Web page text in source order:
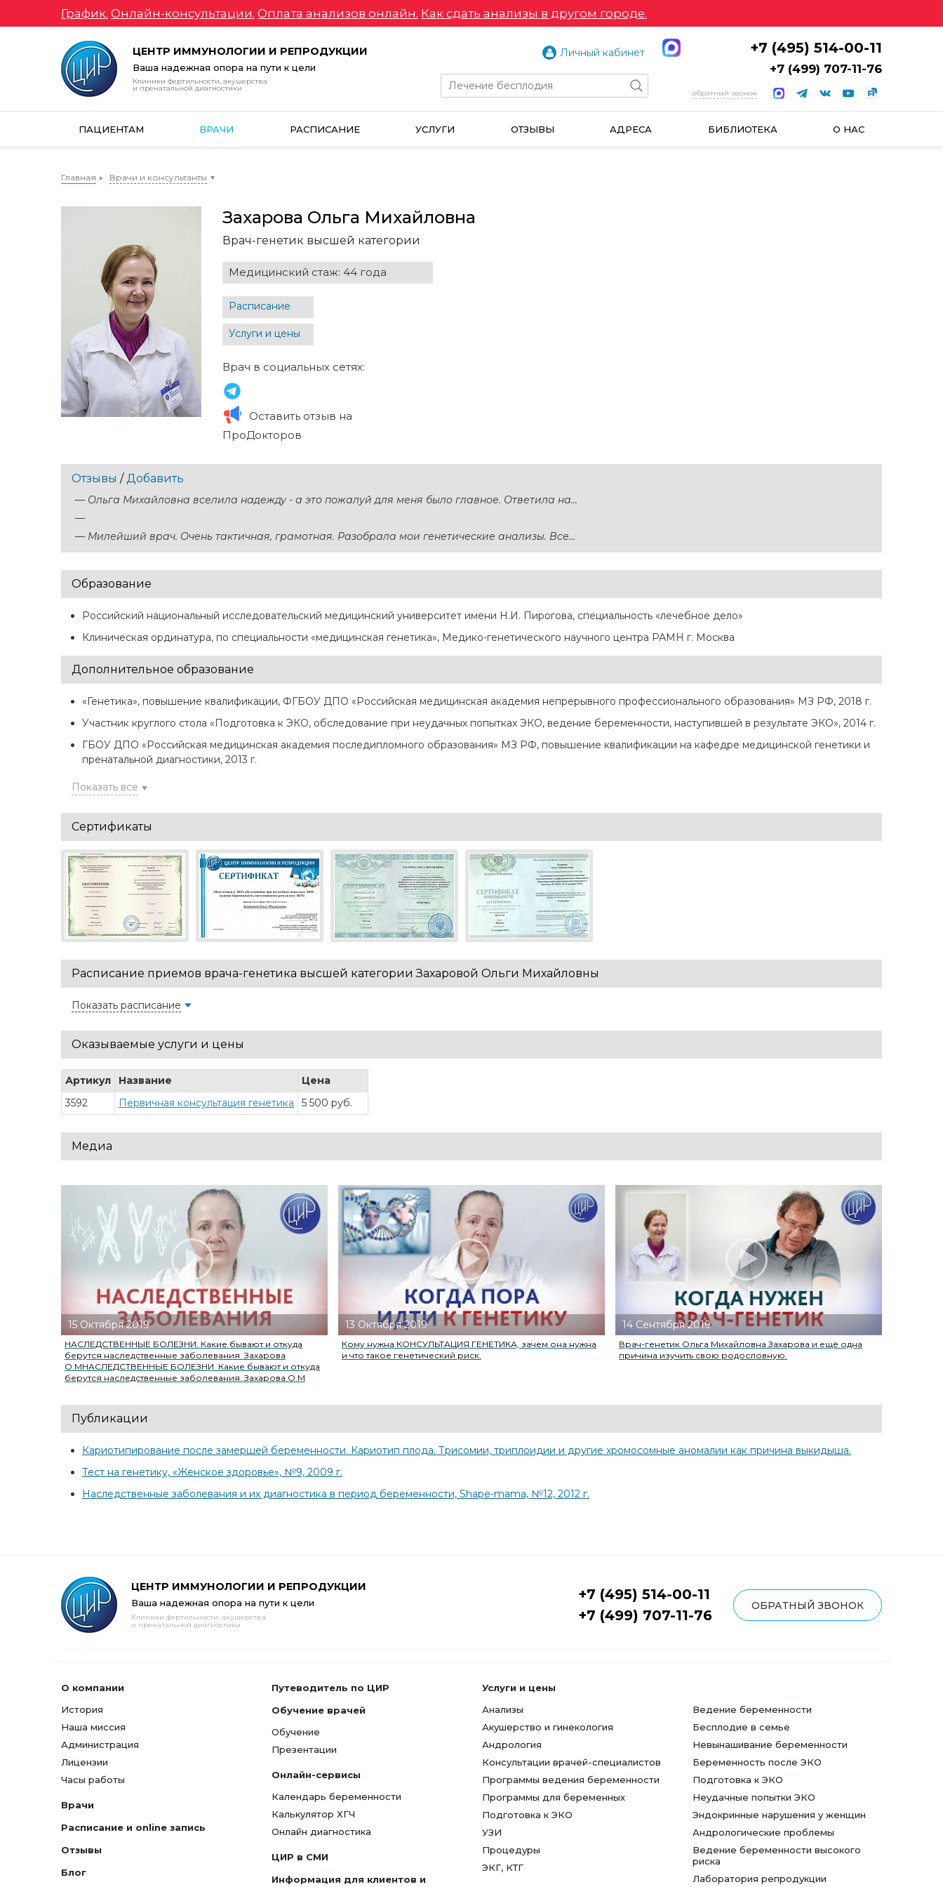
График. Онлайн-консультации. Оплата анализов онлайн. Как сдать анализы в другом городе.
ЦЕНТР ИММУНОЛОГИИ И РЕПРОДУКЦИИ
Ваша надежная опора на пути к цели
Клиники фертильности, акушерства
и пренатальной диагностики
Личный кабинет +7 (495) 514-00-11
+7 (499) 707-11-76
обратный звонок
ПАЦИЕНТАМ ВРАЧИ РАСПИСАНИЕ УСЛУГИ ОТЗЫВЫ АДРЕСА БИБЛИОТЕКА О НАС
Главная Врачи и консультанты
Захарова Ольга Михайловна
Врач-генетик высшей категории
Медицинский стаж: 44 года
Расписание
Услуги и цены
Врач в социальных сетях:
Оставить отзыв на
ПроДокторов
Отзывы /Добавить
— Ольга Михайловна вселила надежду - а это пожалуй для меня было главное. Ответила на...
—
— Милейший врач. Очень тактичная, грамотная. Разобрала мои генетические анализы. Все...
Образование
Российский национальный исследовательский медицинский университет имени Н.И. Пирогова, специальность «лечебное дело»
Клиническая ординатура, по специальности «медицинская генетика», Медико-генетического научного центра РАМН г. Москва
Дополнительное образование
«Генетика», повышение квалификации, ФГБОУ ДПО «Российская медицинская академия непрерывного профессионального образования» МЗ РФ, 2018 г.
Участник круглого стола «Подготовка к ЭКО, обследование при неудачных попытках ЭКО, ведение беременности, наступившей в результате ЭКО», 2014 г.
ГБОУ ДПО «Российская медицинская академия последипломного образования» МЗ РФ, повышение квалификации на кафедре медицинской генетики и
пренатальной диагностики, 2013 г.
Показать все
Сертификаты
Расписание приемов врача-генетика высшей категории Захаровой Ольги Михайловны
Показать расписание
Оказываемые услуги и цены
Артикул Название
Цена
3592
Первичная консультация генетика 5 500 руб.
Медиа
15 Октября 2019
НАСЛЕДСТВЕННЫЕ БОЛЕЗНИ. Какие бывают и откуда
берутся наследственные заболевания. Захарова
О.МНАСЛЕДСТВЕННЫЕ БОЛЕЗНИ. Какие бывают и откуда
берутся наследственные заболевания. Захарова О.М
13 Октября 2019
Кому нужна КОНСУЛЬТАЦИЯ ГЕНЕТИКА, зачем она нужна
и что такое генетический риск.
14 Сентября 2019
Врач-генетик Ольга Михайловна Захарова и ещё одна
причина изучить свою родословную.
Публикации
Кариотипирование после замершей беременности. Кариотип плода. Трисомии, триплоидии и другие хромосомные аномалии как причина выкидыша.
Тест на генетику, «Женское здоровье», №9, 2009 г.
Наследственные заболевания и их диагностика в период беременности, Shape-mama, №12, 2012 г.
ЦЕНТР ИММУНОЛОГИИ И РЕПРОДУКЦИИ
Ваша надежная опора на пути к цели
Клиники фертильности, акушерства
и пренатальной диагностики
+7 (495) 514-00-11
+7 (499) 707-11-76
ОБРАТНЫЙ ЗВОНОК
О компании
История
Наша миссия
Администрация
Лицензии
Часы работы
Врачи
Расписание и online запись
Отзывы
Блог
Путеводитель по ЦИР
Обучение врачей
Обучение
Презентации
Онлайн-сервисы
Календарь беременности
Калькулятор ХГЧ
Онлайн диагностика
ЦИР в СМИ
Информация для клиентов и
Услуги и цены
Анализы
Акушерство и гинекология
Андрология
Консультации врачей-специалистов
Программы ведения беременности
Программы для беременных
Подготовка к ЭКО
УЗИ
Процедуры
ЭКГ, КТГ
Ведение беременности
Бесплодие в семье
Невынашивание беременности
Беременность после ЭКО
Подготовка к ЭКО
Неудачные попытки ЭКО
Эндокринные нарушения у женщин
Андрологические проблемы
Ведение беременности высокого
риска
Лаборатория репродукции